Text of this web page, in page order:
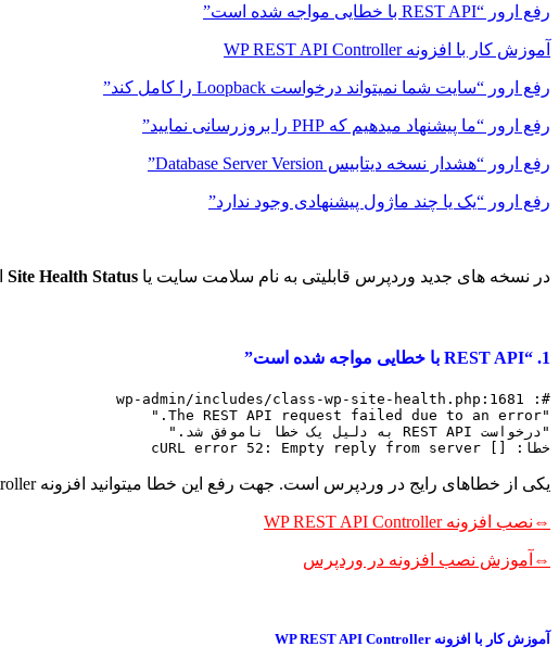
رفع ارور “REST API با خطایی مواجه شده است”
آموزش کار با افزونه WP REST API Controller
رفع ارور “سایت شما نمیتواند درخواست Loopback را کامل کند”
رفع ارور “ما پیشنهاد میدهیم که PHP را بروزرسانی نمایید”
رفع ارور “هشدار نسخه دیتابیس Database Server Version”
رفع ارور “یک یا چند ماژول پیشنهادی وجود ندارد”
در نسخه های جدید وردپرس قابلیتی به نام سلامت سایت یا Site Health Status
1. “REST API با خطایی مواجه شده است”
خطا: [] cURL error 52: Empty reply from server
یکی از خطاهای رایج در وردپرس است. جهت رفع این خطا میتوانید افزونه WP REST API Controller را نصب و فعالسازی کنید.
⇔نصب افزونه WP REST API Controller
⇔آموزش نصب افزونه در وردپرس
آموزش کار با افزونه WP REST API Controller